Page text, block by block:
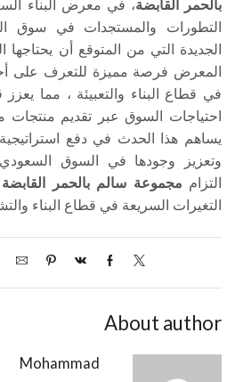
بالحمر القابضة
التطورات والمستجدات في سوق
الجديدة التي من المتوقع أن
المعرض فرصة مميزة للتعرف على
في قطاع البناء والتعبيئة ، مما
احتياجات السوق عبر تقديم منتجات
يساهم هذا الحدث في دفع
وتعزيز وجودها في السوق
التزام مجموعة سالم بالحمر القابضة
التغيرات السريعة في قطاع البناء
About author
Mohammad